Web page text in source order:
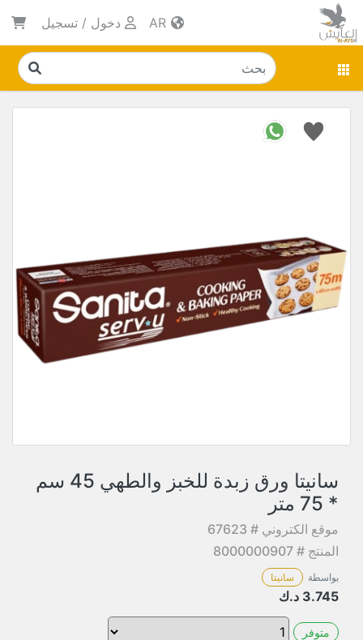
دخول / تسجيل
سانيتا ورق زبدة للخبز والطهي 45 سم
* 75 متر
موقع الكتروني # 67623
المنتج # 8000000907
بواسطة سانيتا
3.745 د.ك
متوفر